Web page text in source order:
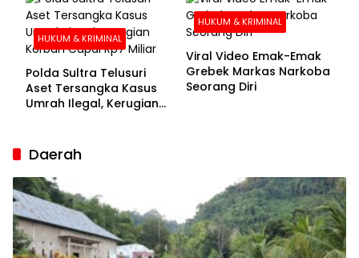
HUKUM & KRIMINAL
Polda Sultra Telusuri
Aset Tersangka Kasus
Umrah Ilegal, Kerugian
HUKUM & KRIMINAL
Viral Video Emak-Emak
Grebek Markas Narkoba
Seorang Diri
Daerah